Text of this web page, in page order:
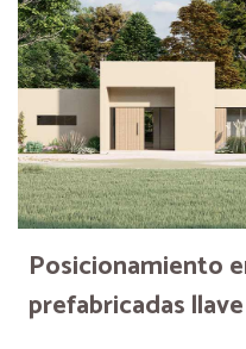
Posicionamiento
prefabricadas